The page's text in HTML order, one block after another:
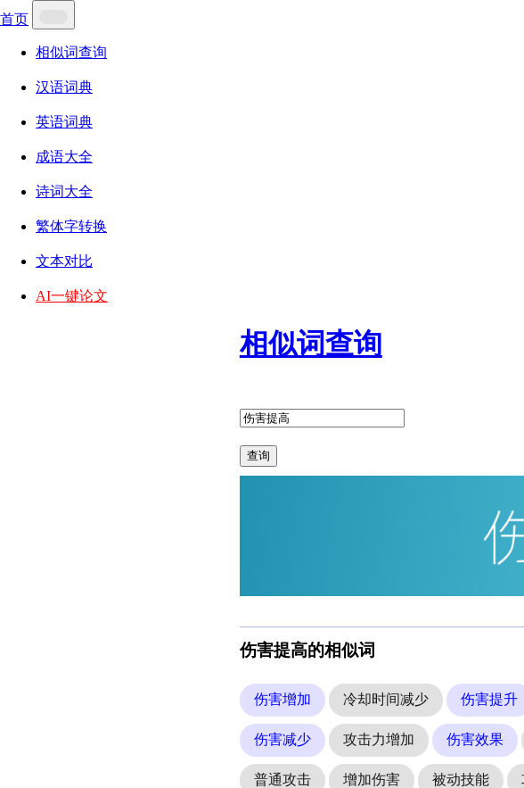
首页
相似词查询
汉语词典
英语词典
成语大全
诗词大全
繁体字转换
文本对比
AI一键论文
相似词查询
查询
伤害提高的相似词
伤害增加 冷却时间减少 伤害提升
伤害减少 攻击力增加 伤害效果
普通攻击 增加伤害 被动技能